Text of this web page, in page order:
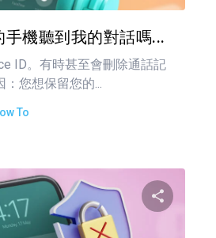
機聽到我的對話嗎...
ID。有時甚至會刪除通話記
您想保留您的...
To